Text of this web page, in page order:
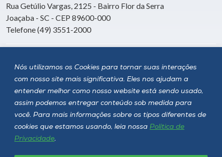
Nós utilizamos os Cookies para tornar suas interações
com nosso site mais significativa. Eles nos ajudam a
entender melhor como nosso website está sendo usado,
assim podemos entregar conteúdo sob medida para
você. Para mais informações sobre os tipos diferentes de
cookies que estamos usando, leia nossa Política de
Privacidade.
Rua Getúlio Vargas, 2125 - Bairro Flor da Serra
Joaçaba - SC - CEP 89600-000
Telefone (49) 3551-2000
Siga a Unoesc